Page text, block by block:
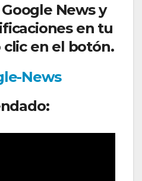
News y
en tu
en el botón.